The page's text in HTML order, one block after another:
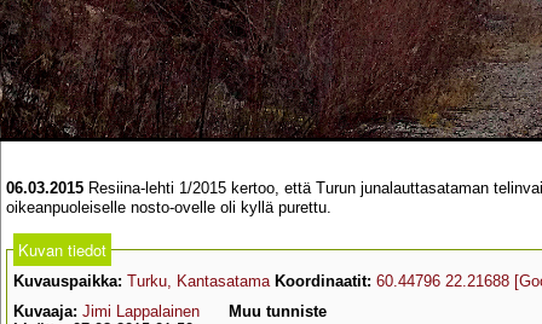
06.03.2015 Resiina-lehti 1/2015 kertoo, että Turun junalauttasataman
oikeanpuoleiselle nosto-ovelle oli kyllä purettu.
Kuvan tiedot
Kuvauspaikka: Turku, Kantasatama Koordinaatit: 60.44796 22.21688
Kuvaaja: Jimi Lappalainen
Muu tunniste